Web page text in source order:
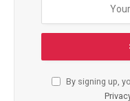
By signing up,